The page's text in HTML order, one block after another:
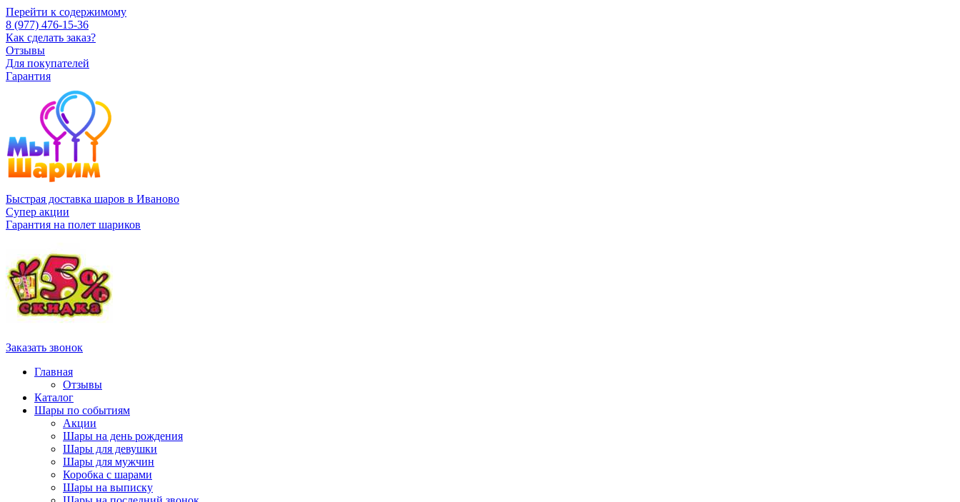
Перейти к содержимому
8 (977) 476-15-36
Как сделать заказ?
Отзывы
Для покупателей
Гарантия
Быстрая доставка шаров в Иваново
Супер акции
Гарантия на полет шариков
Заказать звонок
Главная
Отзывы
Каталог
Шары по событиям
Акции
Шары на день рождения
Шары для девушки
Шары для мужчин
Коробка с шарами
Шары на выписку